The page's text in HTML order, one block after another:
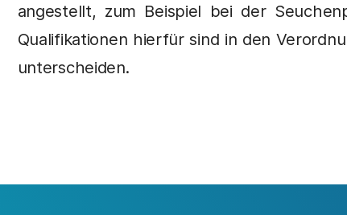
angestellt, zum Beispiel bei der
Qualifikationen hierfür sind in den
unterscheiden.